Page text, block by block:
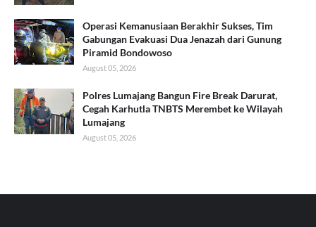
Operasi Kemanusiaan Berakhir Sukses, Tim
Gabungan Evakuasi Dua Jenazah dari Gunung
Piramid Bondowoso
August 05, 2026
Polres Lumajang Bangun Fire Break Darurat,
Cegah Karhutla TNBTS Merembet ke Wilayah
Lumajang
August 05, 2026